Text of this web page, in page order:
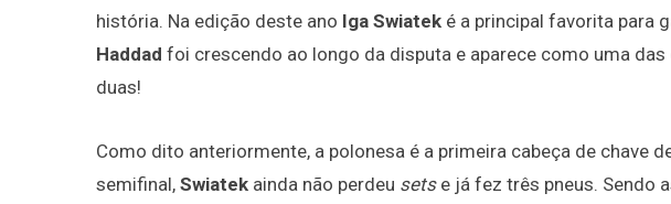
história. Na edição deste ano Iga Swiatek é a principal favorita para
Haddad foi crescendo ao longo da disputa e aparece como uma
duas!
Como dito anteriormente, a polonesa é a primeira cabeça de chave
semifinal, Swiatek ainda não perdeu setse já fez três pneus. Sendo